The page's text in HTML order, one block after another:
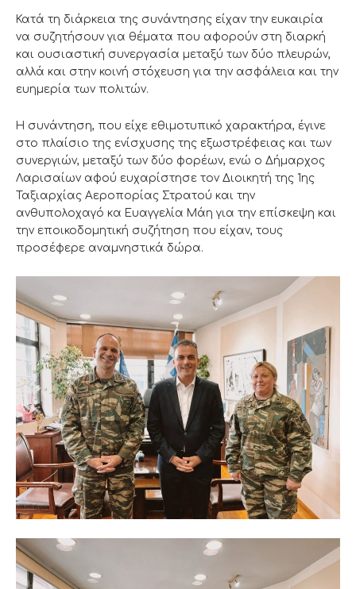
Κατά τη διάρκεια της συνάντησης είχαν την ευκαιρία
να συζητήσουν για θέματα που αφορούν στη διαρκή
και ουσιαστική συνεργασία μεταξύ των δύο πλευρών,
αλλά και στην κοινή στόχευση για την ασφάλεια και την
ευημερία των πολιτών.
Η συνάντηση, που είχε εθιμοτυπικό χαρακτήρα, έγινε
στο πλαίσιο της ενίσχυσης της εξωστρέφειας και των
συνεργιών, μεταξύ των δύο φορέων, ενώ ο Δήμαρχος
Λαρισαίων αφού ευχαρίστησε τον Διοικητή της 1ης
Ταξιαρχίας Αεροπορίας Στρατού και την
ανθυπολοχαγό κα Ευαγγελία Μάη για την επίσκεψη και
την εποικοδομητική συζήτηση που είχαν, τους
προσέφερε αναμνηστικά δώρα.